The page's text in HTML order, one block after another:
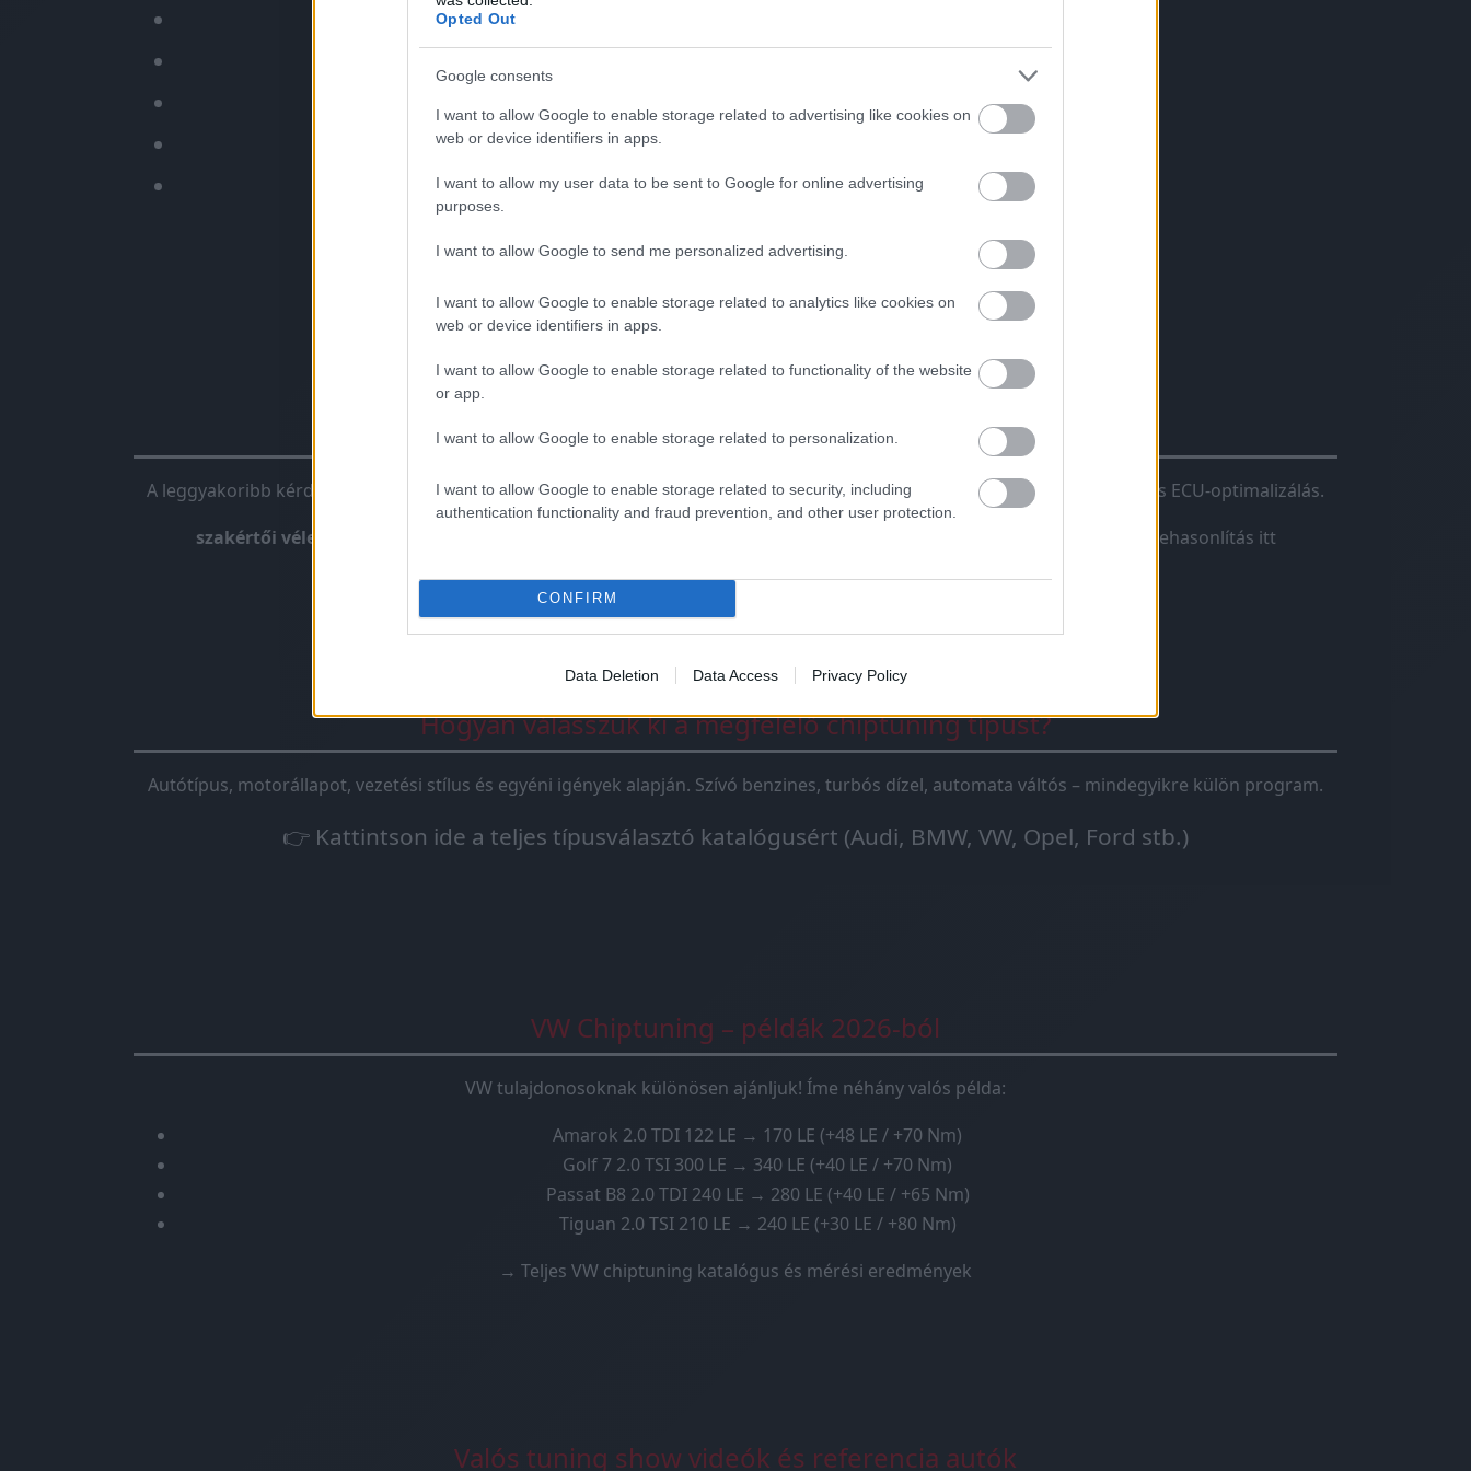
Opted Out
Google consents
I want to allow Google to enable storage related to advertising like cookies on
web or device identifiers in apps.
I want to allow my user data to be sent to Google for online advertising
purposes.
I want to allow Google to send me personalized advertising.
I want to allow Google to enable storage related to analytics like cookies on
web or device identifiers in apps.
I want to allow Google to enable storage related to functionality of the website
or app.
I want to allow Google to enable storage related to personalization.
I want to allow Google to enable storage related to security, including
authentication functionality and fraud prevention, and other user protection.
CONFIRM
Data Deletion Data Access Privacy Policy
Nyomaték-növekedés
✅ Dinamikusabb gyorsulás, jobb gázpedál-reakció
✅ Biztonságosabb előzés, alacsonyabb fordulatszámon is erős motor
✅ Nem nő a károsanyag-kibocsátás, a diagnosztika zavartalan
→ Olvassa el részletesen a chiptuning oldalunkat
Chiptuning vs Tuningbox – miért nyer mindig a chiptuning?
A leggyakoribb kérdés, amit kapunk. Atuningboxcsak egy jelhamisító doboz, ami 1-2 szenzort „átver”. A chiptuning
teljes ECU-optimalizálás.
szakértői véleményünk:
→ Teljes összehasonlítás itt
Hogyan válasszuk ki a megfelelő chiptuning típust?
Autótípus, motorállapot, vezetési stílus és egyéni igények alapján. Szívó benzines, turbós dízel, automata váltós – mindegyikre külön program.
👉 Kattintson ide a teljes típusválasztó katalógusért (Audi, BMW, VW, Opel, Ford stb.)
VW Chiptuning – példák 2026-ból
VW tulajdonosoknak különösen ajánljuk! Íme néhány valós példa:
Amarok 2.0 TDI 122 LE → 170 LE (+48 LE / +70 Nm)
Golf 7 2.0 TSI 300 LE → 340 LE (+40 LE / +70 Nm)
Passat B8 2.0 TDI 240 LE → 280 LE (+40 LE / +65 Nm)
Tiguan 2.0 TSI 210 LE → 240 LE (+30 LE / +80 Nm)
→ Teljes VW chiptuning katalógus és mérési eredmények
Valós tuning show videók és referencia autók